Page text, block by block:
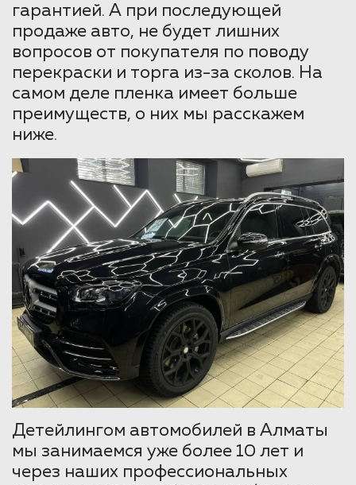
гарантией. А при последующей
продаже авто, не будет лишних
вопросов от покупателя по поводу
перекраски и торга из-за сколов. На
самом деле пленка имеет больше
преимуществ, о них мы расскажем
ниже.
Детейлингом автомобилей в Алматы
мы занимаемся уже более 10 лет и
через наших профессиональных